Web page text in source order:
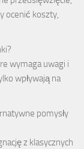
ocenić koszty,
wymaga uwagi i
wpływają na
pomysły
z klasycznych